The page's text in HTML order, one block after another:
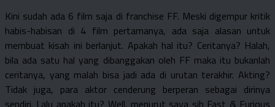
Kini sudah ada 6 film saja di franchise FF. Meski digempur kritik
habis-habisan di 4 film pertamanya, ada saja alasan untuk
membuat kisah ini berlanjut. Apakah hal itu? Ceritanya? Halah,
bila ada satu hal yang dibanggakan oleh FF maka itu bukanlah
ceritanya, yang malah bisa jadi ada di urutan terakhir. Akting?
Tidak juga, para aktor cenderung berperan sebagai dirinya